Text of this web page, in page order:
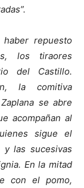
repuesto
los tiraores
del Castillo.
la comitiva
se abre
acompañan al
sigue el
y las sucesivas
En la mitad
con el pomo,